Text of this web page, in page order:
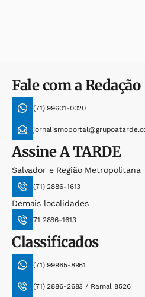
Fale com a Redação
(71) 99601-0020
AssineA TARDE
Salvador e Região Metropolitana
(71) 2886-1613
Demais localidades
71 2886-1613
Classificados
(71) 99965-8961
(71) 2886-2683 / Ramal 8526